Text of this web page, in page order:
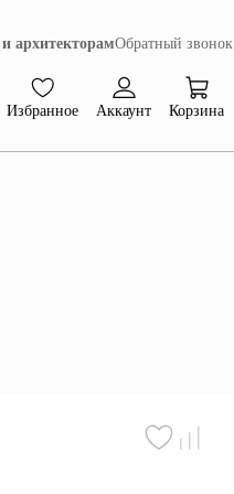
архитекторамОбратный звонок
Избранное Аккаунт Корзина